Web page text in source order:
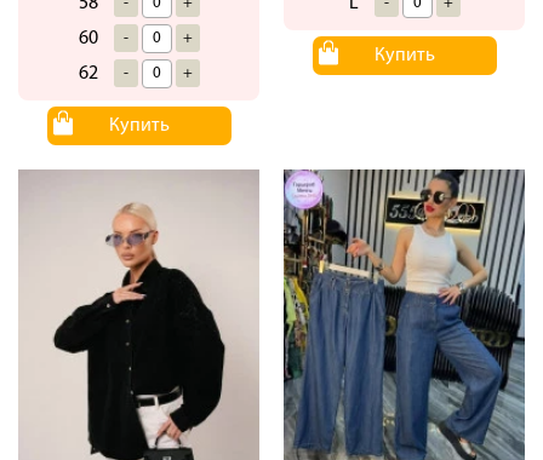
58 - +
60 - +
62 - +
Купить
- +
Купить